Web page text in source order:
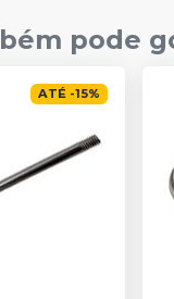
pode
ATÉ -15%